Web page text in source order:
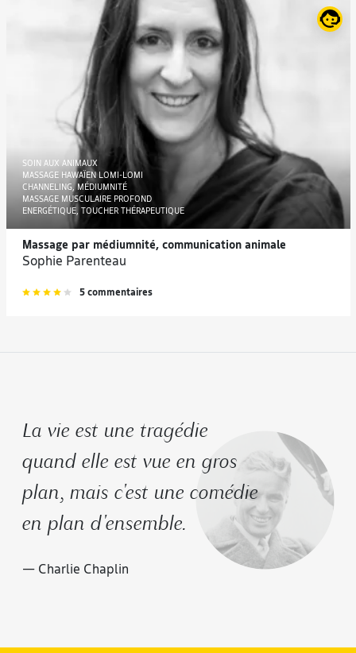
SOIN AUX ANIMAUX
MASSAGE HAWAÏEN LOMI-LOMI
CHANNELING, MÉDIUMNITÉ
MASSAGE MUSCULAIRE PROFOND
ENERGÉTIQUE, TOUCHER THÉRAPEUTIQUE
Massage par médiumnité, communication animale
Sophie Parenteau
5 commentaires
La vie est une tragédie
quand elle est vue en gros
plan, mais c'est une comédie
en plan d'ensemble.
— Charlie Chaplin